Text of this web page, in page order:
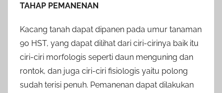
TAHAP PEMANENAN
Kacang tanah dapat dipanen pada umur tanaman
90 HST, yang dapat dilihat dari ciri-cirinya baik itu
ciri-ciri morfologis seperti daun menguning dan
rontok, dan juga ciri-ciri fisiologis yaitu polong
sudah terisi penuh. Pemanenan dapat dilakukan